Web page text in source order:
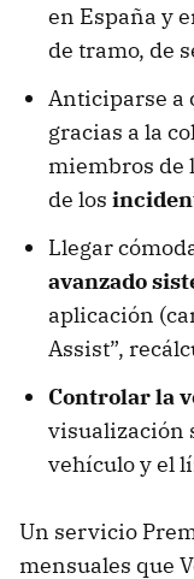
en España y
de tramo, de
Anticiparse a
gracias a la
miembros de
de los
Llegar
avanzado
aplicación
Assist”,
Controlar la
visualización
vehículo y el
Un servicio
mensuales que